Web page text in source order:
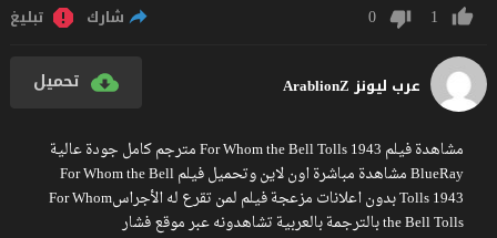
1
0 شارك تبليغ
عرب ليونز ArablionZ تحميل
مشاهدة فيلم For Whom the Bell Tolls 1943 مترجم كامل جودة عالية
BlueRay مشاهدة مباشرة اون لاين وتحميل فيلم For Whom the Bell
Tolls 1943 بدون اعلانات مزعجة فيلم لمن تقرع له الأجراسFor Whom
the Bell Tolls بالترجمة بالعربية تشاهدونه عبر موقع فشار